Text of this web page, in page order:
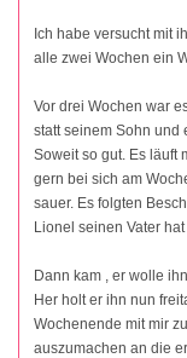
Ich habe versucht mit
alle zwei Wochen ein
Vor drei Wochen war
statt seinem Sohn und
Soweit so gut. Es läuft
gern bei sich am
sauer. Es folgten
Lionel seinen Vater
Dann kam , er wolle
Her holt er ihn nun
Wochenende mit mir
auszumachen an die